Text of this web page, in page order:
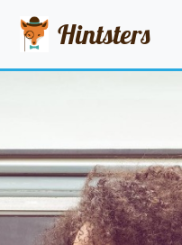
Hintsters